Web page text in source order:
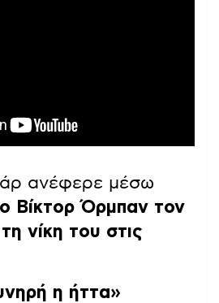
ανέφερε μέσω
ο Βίκτορ Όρμπαν τον
νίκη του στις
η ήττα»